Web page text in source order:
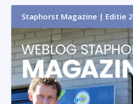
Staphorst Magazine | Editie 2